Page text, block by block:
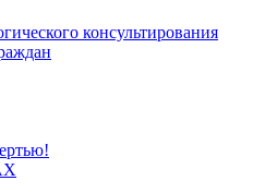
консультирования